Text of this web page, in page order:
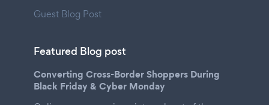
Guest Blog Post
Featured Blog post
Converting Cross-Border Shoppers During
Black Friday & Cyber Monday